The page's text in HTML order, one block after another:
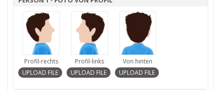
Profil-rechts Profil-links Von hinten